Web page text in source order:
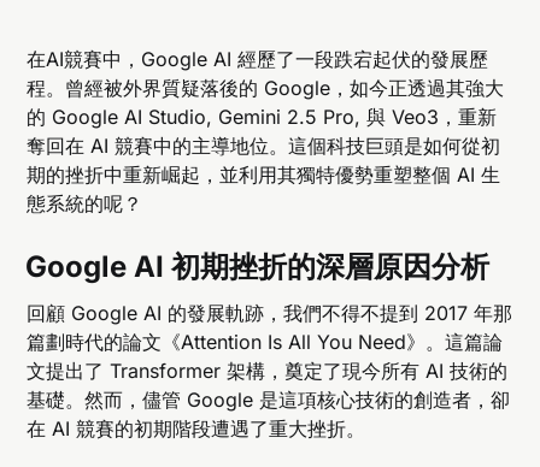
在AI競賽中，Google AI 經歷了一段跌宕起伏的發展歷
程。曾經被外界質疑落後的 Google，如今正透過其強大
的 Google AI Studio, Gemini 2.5 Pro, 與 Veo3，重新
奪回在 AI 競賽中的主導地位。這個科技巨頭是如何從初
期的挫折中重新崛起，並利用其獨特優勢重塑整個 AI 生
態系統的呢？
Google AI 初期挫折的深層原因分析
回顧 Google AI 的發展軌跡，我們不得不提到 2017 年那
篇劃時代的論文《Attention Is All You Need》。這篇論
文提出了 Transformer 架構，奠定了現今所有 AI 技術的
基礎。然而，儘管 Google 是這項核心技術的創造者，卻
在 AI 競賽的初期階段遭遇了重大挫折。